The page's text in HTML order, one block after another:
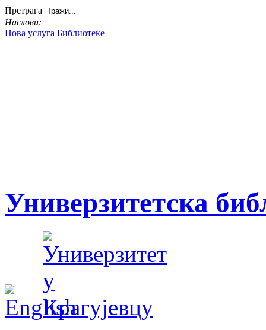
Претрага
Наслови:
Нова услугa Библиотекe
Универзитетска